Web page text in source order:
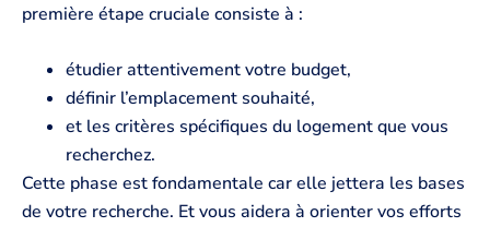
première étape cruciale consiste à :
étudier attentivement votre budget,
définir l’emplacement souhaité,
et les critères spécifiques du logement que vous
recherchez.
Cette phase est fondamentale car elle jettera les bases
de votre recherche. Et vous aidera à orienter vos efforts